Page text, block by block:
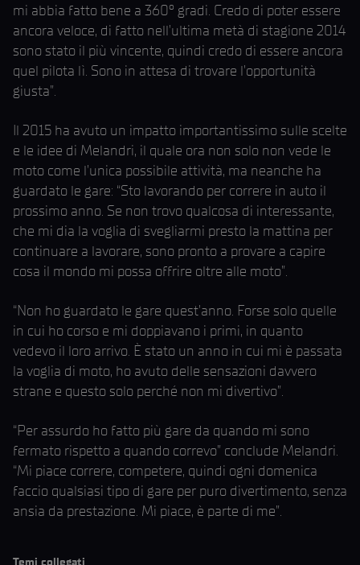
mi abbia fatto bene a 360° gradi. Credo di poter essere
ancora veloce, di fatto nell’ultima metà di stagione 2014
sono stato il più vincente, quindi credo di essere ancora
quel pilota lì. Sono in attesa di trovare l’opportunità
giusta”.
Il 2015 ha avuto un impatto importantissimo sulle scelte
e le idee di Melandri, il quale ora non solo non vede le
moto come l’unica possibile attività, ma neanche ha
guardato le gare: “Sto lavorando per correre in auto il
prossimo anno. Se non trovo qualcosa di interessante,
che mi dia la voglia di svegliarmi presto la mattina per
continuare a lavorare, sono pronto a provare a capire
cosa il mondo mi possa offrire oltre alle moto”.
“Non ho guardato le gare quest’anno. Forse solo quelle
in cui ho corso e mi doppiavano i primi, in quanto
vedevo il loro arrivo. È stato un anno in cui mi è passata
la voglia di moto, ho avuto delle sensazioni davvero
strane e questo solo perché non mi divertivo”.
“Per assurdo ho fatto più gare da quando mi sono
fermato rispetto a quando correvo” conclude Melandri.
“Mi piace correre, competere, quindi ogni domenica
faccio qualsiasi tipo di gare per puro divertimento, senza
ansia da prestazione. Mi piace, è parte di me”.
Temi collegati